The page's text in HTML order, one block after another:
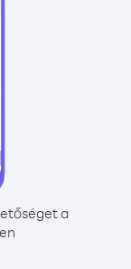
a